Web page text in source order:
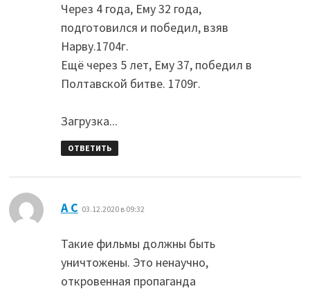
Через 4 года, Ему 32 года,
подготовился и победил, взяв
Нарву.1704г.
Ещё через 5 лет, Ему 37, победил в
Полтавской битве. 1709г.
Загрузка...
ОТВЕТИТЬ
A C 03.12.2020 в 09:32
Такие фильмы должны быть
уничтожены. Это ненаучно,
откровенная пропаганда